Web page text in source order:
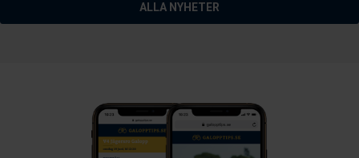
ALLA NYHETER